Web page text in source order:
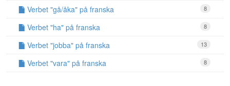
8
Verbet "gå/åka" på franska
8
Verbet "ha" på franska
13
Verbet "jobba" på franska
8
Verbet "vara" på franska